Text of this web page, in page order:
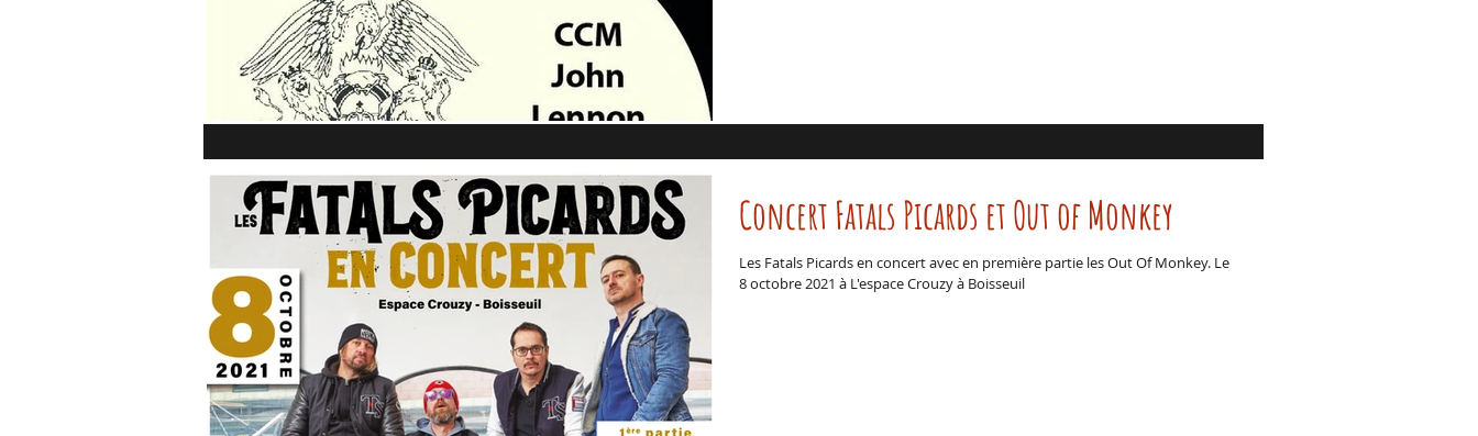
Concert Fatals Picards et Out of Monkey
Les Fatals Picards en concert avec en première partie les Out Of Monkey. Le
8 octobre 2021 à L'espace Crouzy à Boisseuil